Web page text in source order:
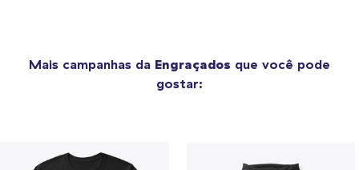
Mais campanhas da Engraçados que você pode
gostar: